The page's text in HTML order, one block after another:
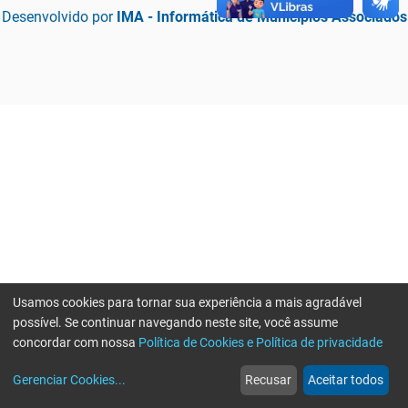
Desenvolvido por IMA - Informática de Municípios Associados
web
Notícias
more_horiz
Mais
Usamos cookies para tornar sua experiência a mais agradável
possível. Se continuar navegando neste site, você assume
concordar com nossa Política de Cookies e Política de privacidade
Gerenciar Cookies... Recusar Aceitar todos
Erro ao enviar informações, por favor tente novamente